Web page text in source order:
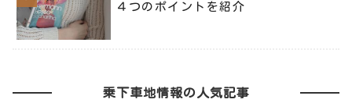
４つのポイントを紹介
乗下車地情報の人気記事